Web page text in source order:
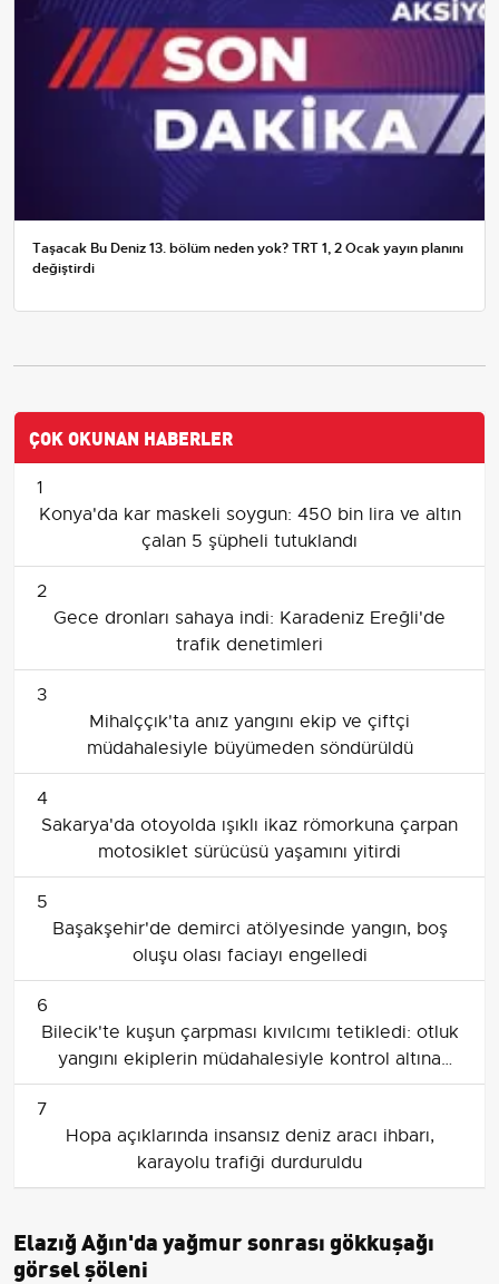
Taşacak Bu Deniz 13. bölüm neden yok? TRT 1, 2 Ocak yayın planını
değiştirdi
ÇOK OKUNAN HABERLER
1
Konya'da kar maskeli soygun: 450 bin lira ve altın
çalan 5 şüpheli tutuklandı
2
Gece dronları sahaya indi: Karadeniz Ereğli'de
trafik denetimleri
3
Mihalççık'ta anız yangını ekip ve çiftçi
müdahalesiyle büyümeden söndürüldü
4
Sakarya'da otoyolda ışıklı ikaz römorkuna çarpan
motosiklet sürücüsü yaşamını yitirdi
5
Başakşehir'de demirci atölyesinde yangın, boş
oluşu olası faciayı engelledi
6
Bilecik'te kuşun çarpması kıvılcımı tetikledi: otluk
yangını ekiplerin müdahalesiyle kontrol altına
alındı
7
Hopa açıklarında insansız deniz aracı ihbarı,
karayolu trafiği durduruldu
Elazığ Ağın'da yağmur sonrası gökkuşağı
görsel şöleni